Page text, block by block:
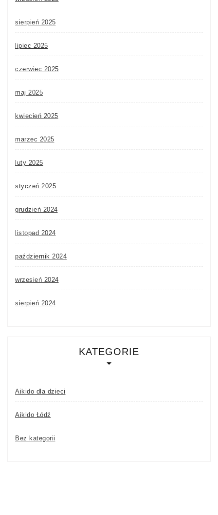
sierpień 2025
lipiec 2025
czerwiec 2025
maj 2025
kwiecień 2025
marzec 2025
luty 2025
styczeń 2025
grudzień 2024
listopad 2024
październik 2024
wrzesień 2024
sierpień 2024
KATEGORIE
Aikido dla dzieci
Aikido Łódź
Bez kategorii